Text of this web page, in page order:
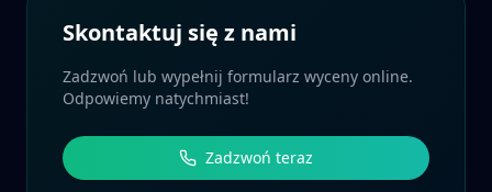
Skontaktuj się z nami
Zadzwoń lub wypełnij formularz wyceny online.
Odpowiemy natychmiast!
Zadzwoń teraz